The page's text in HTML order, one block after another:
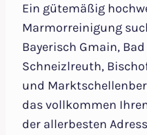
Ein gütemäßig
Marmorreinigung
Bayerisch Gmain,
Schneizlreuth,
und
das vollkommen
der allerbesten